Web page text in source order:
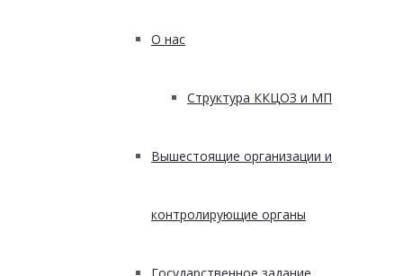
О нас
Структура ККЦОЗ и МП
Вышестоящие организации и
контролирующие органы